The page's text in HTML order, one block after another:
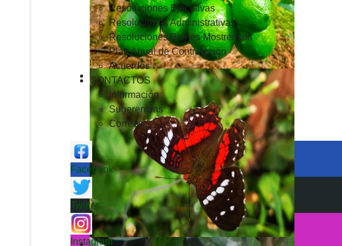
Resoluciones Ejecutivas
Resoluciones Administrativas
Resoluciones Bienes Mostrencos
Plan Anual de Contratación
Acuerdos
CONTACTOS
Información
Sugerencias
Correos
Facebook
Twitter
Instagram